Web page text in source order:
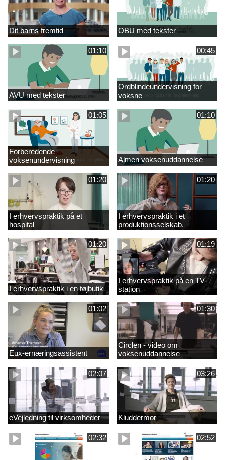
Dit barns fremtid OBU med tekster
01:10
AVU med tekster
00:45
Ordblindeundervisning for
voksne
01:05
Forberedende
voksenundervisning
01:10
Almen voksenuddannelse
01:20
I erhvervspraktik på et
hospital
01:20
I erhvervspraktik i et
produktionsselskab.
01:20
I erhvervspraktik i en tøjbutik
01:19
I erhvervspraktik på en TV-
station
01:02
Eux-ernæringsassistent
01:30
Circlen - video om
voksenuddannelse
02:07
eVejledning til virksomheder
03:26
Kluddermor
02:32 02:52